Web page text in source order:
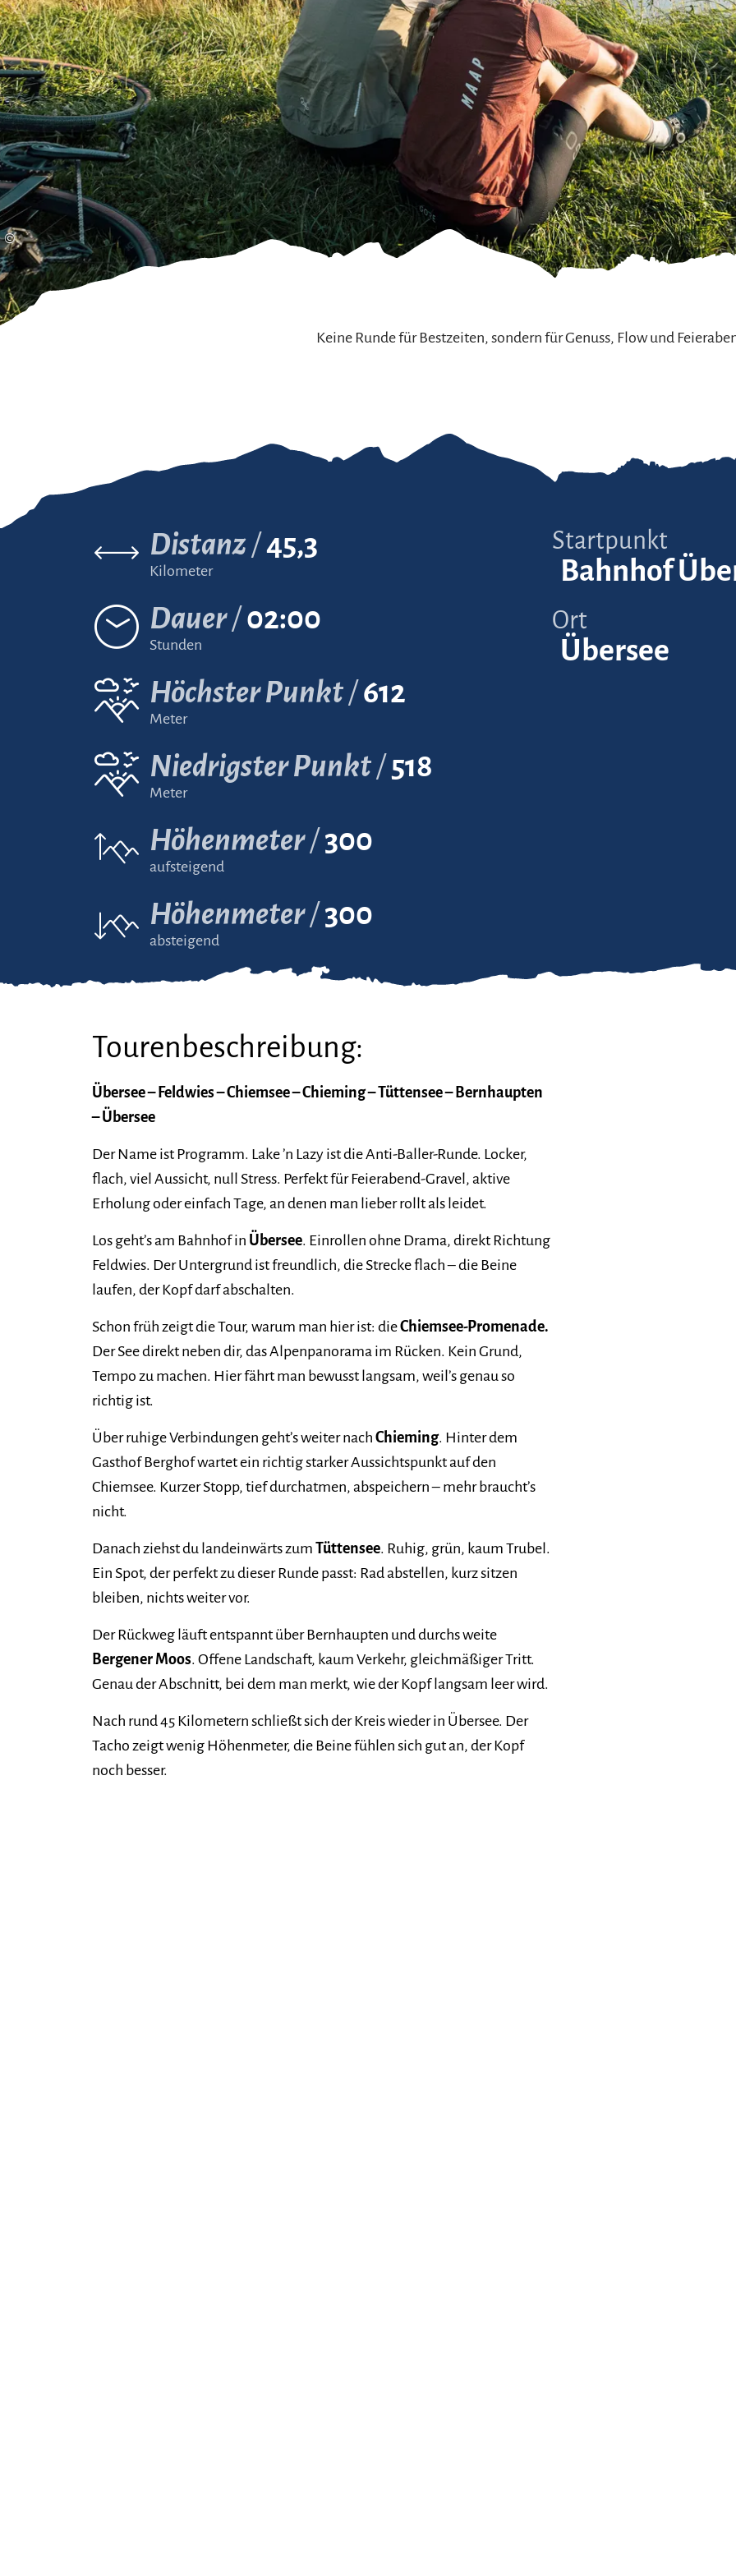
Gleitschirmfliegen &
Luftsport
Interaktive Vollbildkarte
Barrierefreiheit im
Chiemgau
Chiemgau G'schichten
©
Keine Runde für Bestzeiten, sondern für Genuss, Flow und
Startpunkt
Bahnhof
Ort
Übersee
Distanz 45,3
Kilometer
Dauer 02:00
Stunden
Höchster Punkt 612
Meter
Niedrigster Punkt 518
Meter
Höhenmeter 300
aufsteigend
Höhenmeter 300
absteigend
Tourenbeschreibung:
Übersee – Feldwies – Chiemsee – Chieming – Tüttensee – Bernhaupten
– Übersee
Der Name ist Programm. Lake ’n Lazy ist die Anti-Baller-Runde. Locker,
flach, viel Aussicht, null Stress. Perfekt für Feierabend-Gravel, aktive
Erholung oder einfach Tage, an denen man lieber rollt als leidet.
Los geht’s am Bahnhof in Übersee. Einrollen ohne Drama, direkt Richtung
Feldwies. Der Untergrund ist freundlich, die Strecke flach – die Beine
laufen, der Kopf darf abschalten.
Schon früh zeigt die Tour, warum man hier ist: dieChiemsee-Promenade.
Der See direkt neben dir, das Alpenpanorama im Rücken. Kein Grund,
Tempo zu machen. Hier fährt man bewusst langsam, weil’s genau so
richtig ist.
Über ruhige Verbindungen geht’s weiter nach Chieming. Hinter dem
Gasthof Berghof wartet ein richtig starker Aussichtspunkt auf den
Chiemsee. Kurzer Stopp, tief durchatmen, abspeichern – mehr braucht’s
nicht.
Danach ziehst du landeinwärts zum Tüttensee. Ruhig, grün, kaum Trubel.
Ein Spot, der perfekt zu dieser Runde passt: Rad abstellen, kurz sitzen
bleiben, nichts weiter vor.
Der Rückweg läuft entspannt über Bernhaupten und durchs weite
Bergener Moos. Offene Landschaft, kaum Verkehr, gleichmäßiger Tritt.
Genau der Abschnitt, bei dem man merkt, wie der Kopf langsam leer wird.
Nach rund 45 Kilometern schließt sich der Kreis wieder in Übersee. Der
Tacho zeigt wenig Höhenmeter, die Beine fühlen sich gut an, der Kopf
noch besser.